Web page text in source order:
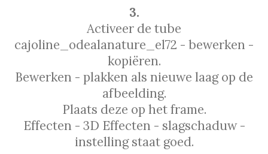
3.
Activeer de tube
cajoline_odealanature_el72 - bewerken -
kopiëren.
Bewerken - plakken als nieuwe laag op de
afbeelding.
Plaats deze op het frame.
Effecten - 3D Effecten - slagschaduw -
instelling staat goed.